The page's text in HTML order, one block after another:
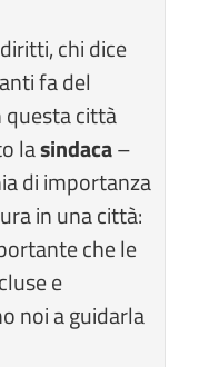
chi dice
fa del
città
lasindaca–
di importanza
in una città:
che le
e
noi a guidarla